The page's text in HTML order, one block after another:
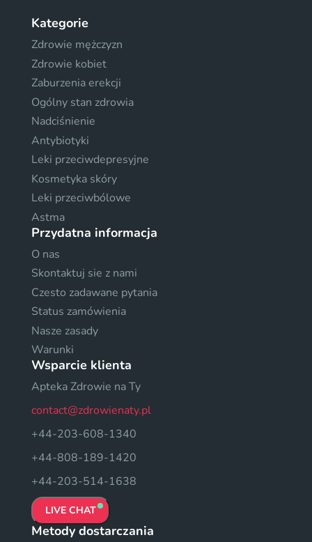
Kategorie
Zdrowie mężczyzn
Zdrowie kobiet
Zaburzenia erekcji
Ogólny stan zdrowia
Nadciśnienie
Antybiotyki
Leki przeciwdepresyjne
Kosmetyka skóry
Leki przeciwbólowe
Astma
Przydatna informacja
O nas
Skontaktuj sie z nami
Czesto zadawane pytania
Status zamówienia
Nasze zasady
Warunki
Wsparcie klienta
Apteka Zdrowie na Ty
contact@zdrowienaty.pl
+44-203-608-1340
+44-808-189-1420
+44-203-514-1638
LIVE CHAT
Metody dostarczania